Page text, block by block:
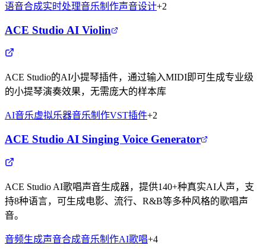
语音合成实时处理音乐制作声音设计+2
ACE Studio AI Violin
ACE Studio的AI小提琴插件，通过输入MIDI即可生成专业级
的小提琴演奏效果，无需庞大的样本库
AI音乐虚拟乐器音乐制作VST插件+2
ACE Studio AI Singing Voice Generator
ACE Studio AI歌唱声音生成器，提供140+种真实AI人声，支
持8种语言，可生成电影、流行、R&B等多种风格的歌唱声
音。
音频生成声音合成音乐制作AI歌唱+4